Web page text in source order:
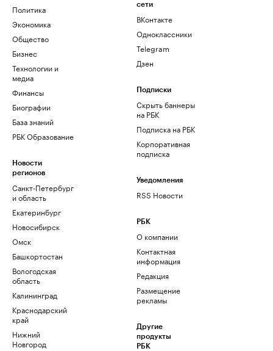
Политика
Экономика
Общество
Бизнес
Технологии и
медиа
Финансы
Биографии
База знаний
РБК Образование
Новости
регионов
Санкт-Петербург
и область
Екатеринбург
Новосибирск
Омск
Башкортостан
Вологодская
область
Калининград
Краснодарский
край
Нижний
Новгород
сети
ВКонтакте
Одноклассники
Telegram
Дзен
Подписки
Скрыть баннеры
на РБК
Подписка на РБК
Корпоративная
подписка
Уведомления
RSS Новости
РБК
О компании
Контактная
информация
Редакция
Размещение
рекламы
Другие
продукты
РБК